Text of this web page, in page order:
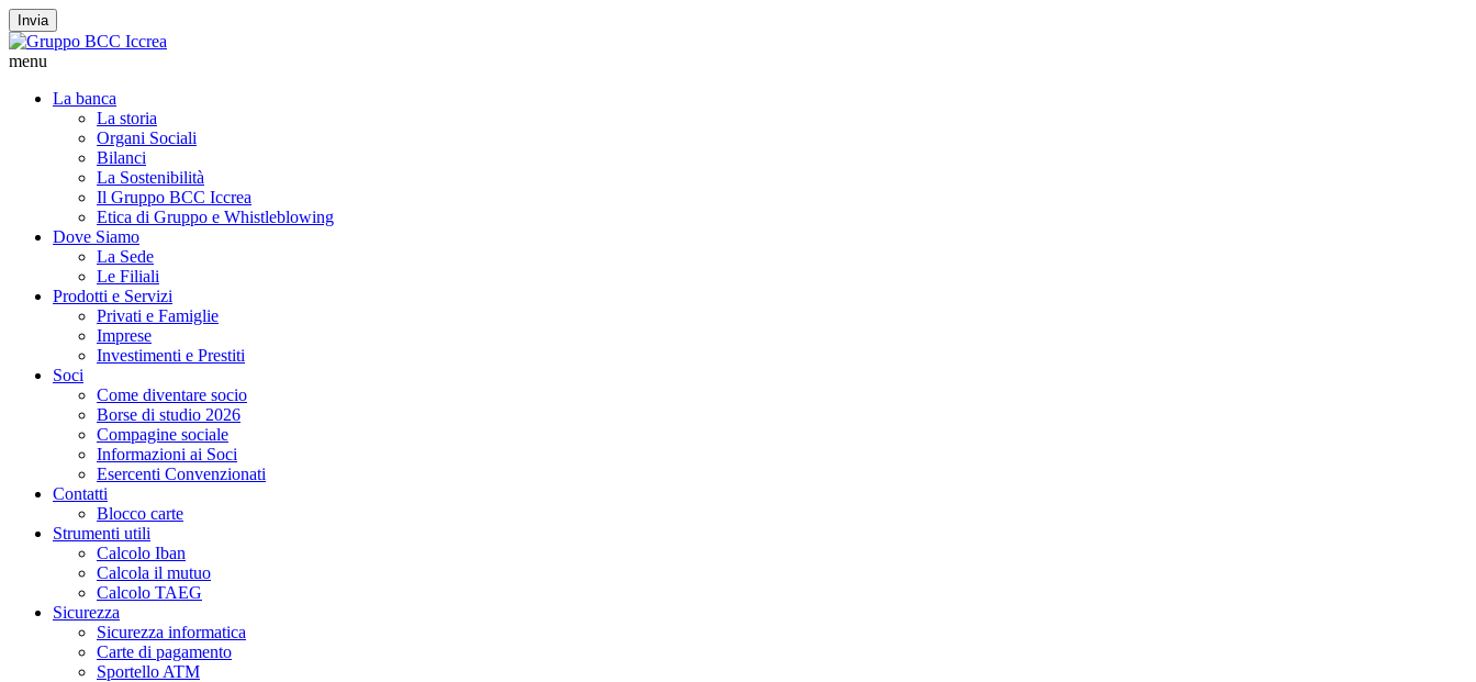
Invia
menu
La banca
La storia
Organi Sociali
Bilanci
La Sostenibilità
Il Gruppo BCC Iccrea
Etica di Gruppo e Whistleblowing
Dove Siamo
La Sede
Le Filiali
Prodotti e Servizi
Privati e Famiglie
Imprese
Investimenti e Prestiti
Soci
Come diventare socio
Borse di studio 2026
Compagine sociale
Informazioni ai Soci
Esercenti Convenzionati
Contatti
Blocco carte
Strumenti utili
Calcolo Iban
Calcola il mutuo
Calcolo TAEG
Sicurezza
Sicurezza informatica
Carte di pagamento
Sportello ATM